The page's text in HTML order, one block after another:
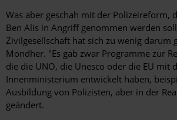
Was aber geschah mit der Polizeireform,
Ben Alis in Angriff genommen werden
Zivilgesellschaft hat sich zu wenig darum
Mondher. "Es gab zwar Programme zur
die die UNO, die Unesco oder die EU mit
Innenministerium entwickelt haben,
Ausbildung von Polizisten, aber in der
geändert.